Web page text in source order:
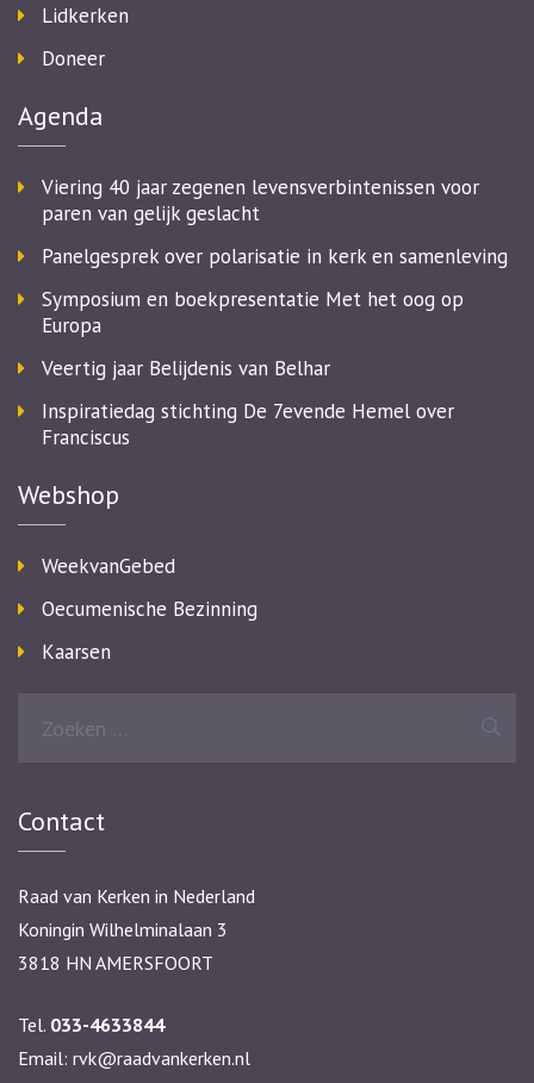
Lidkerken
Doneer
Agenda
Viering 40 jaar zegenen levensverbintenissen voor
paren van gelijk geslacht
Panelgesprek over polarisatie in kerk en samenleving
Symposium en boekpresentatie Met het oog op
Europa
Veertig jaar Belijdenis van Belhar
Inspiratiedag stichting De 7evende Hemel over
Franciscus
Webshop
WeekvanGebed
Oecumenische Bezinning
Kaarsen
Contact
Raad van Kerken in Nederland
Koningin Wilhelminalaan 3
3818 HN AMERSFOORT
Tel. 033-4633844
Email: rvk@raadvankerken.nl